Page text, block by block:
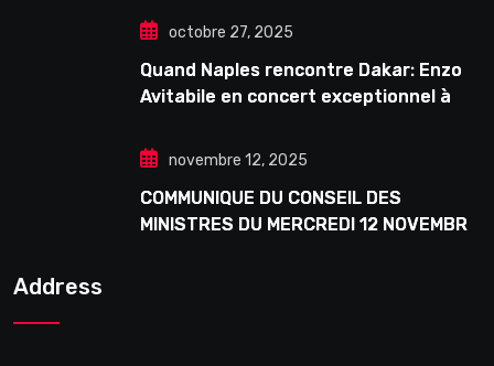
octobre 27, 2025
Quand Naples rencontre Dakar: Enzo
Avitabile en concert exceptionnel à
novembre 12, 2025
COMMUNIQUE DU CONSEIL DES
MINISTRES DU MERCREDI 12 NOVEMBRE
Address